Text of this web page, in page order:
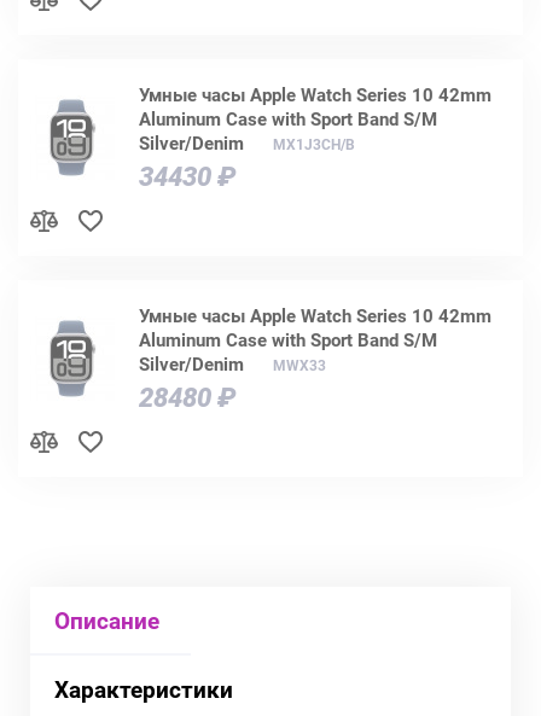
Умные часы Apple Watch Series 10 42mm
Aluminum Case with Sport Band S/M
Silver/Denim
MX1J3CH/B
34430 ₽
Умные часы Apple Watch Series 10 42mm
Aluminum Case with Sport Band S/M
Silver/Denim
MWX33
28480 ₽
Описание
Характеристики